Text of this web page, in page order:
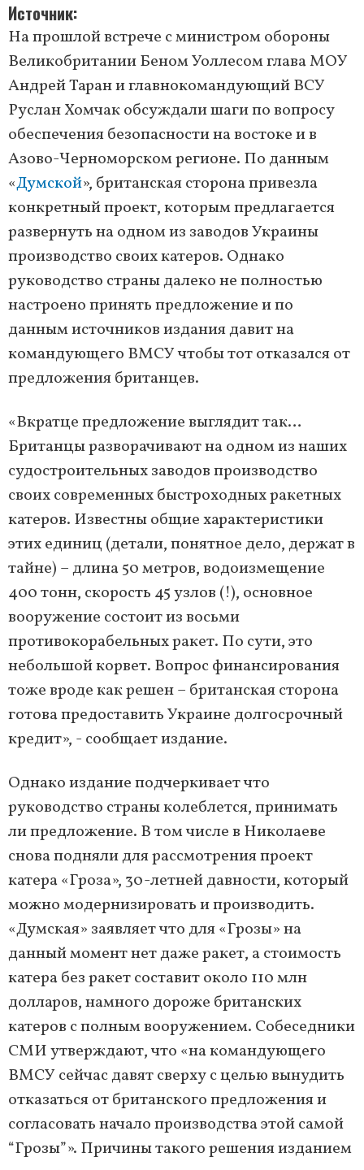
Источник
На прошлой встрече с министром обороны
Великобритании Беном Уоллесом глава МОУ
Андрей Таран и главнокомандующий ВСУ
Руслан Хомчак обсуждали шаги по вопросу
обеспечения безопасности на востоке и в
Азово-Черноморском регионе. По данным
«Думской», британская сторона привезла
конкретный проект, которым предлагается
развернуть на одном из заводов Украины
производство своих катеров. Однако
руководство страны далеко не полностью
настроено принять предложение и по
данным источников издания давит на
командующего ВМСУ чтобы тот отказался от
предложения британцев.
«Вкратце предложение выглядит так…
Британцы разворачивают на одном из наших
судостроительных заводов производство
своих современных быстроходных ракетных
катеров. Известны общие характеристики
этих единиц (детали, понятное дело, держат в
тайне) – длина 50 метров, водоизмещение
400 тонн, скорость 45 узлов (!), основное
вооружение состоит из восьми
противокорабельных ракет. По сути, это
небольшой корвет. Вопрос финансирования
тоже вроде как решен – британская сторона
готова предоставить Украине долгосрочный
кредит», - сообщает издание.
Однако издание подчеркивает что
руководство страны колеблется, принимать
ли предложение. В том числе в Николаеве
снова подняли для рассмотрения проект
катера «Гроза», 30-летней давности, который
можно модернизировать и производить.
«Думская» заявляет что для «Грозы» на
данный момент нет даже ракет, а стоимость
катера без ракет составит около 110 млн
долларов, намного дороже британских
катеров с полным вооружением. Собеседники
СМИ утверждают, что «на командующего
ВМСУ сейчас давят сверху с целью вынудить
отказаться от британского предложения и
согласовать начало производства этой самой
“Грозы”». Причины такого решения изданием